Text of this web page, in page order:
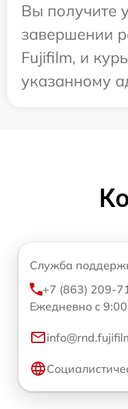
Вы получите
завершении
Fujifilm, и
указанному
Служба
+7 (863) 209-
Ежедневно с